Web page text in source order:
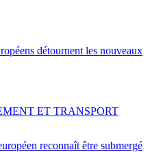
détournent les nouveaux
reconnaît être submergé
ET TRANSPORT